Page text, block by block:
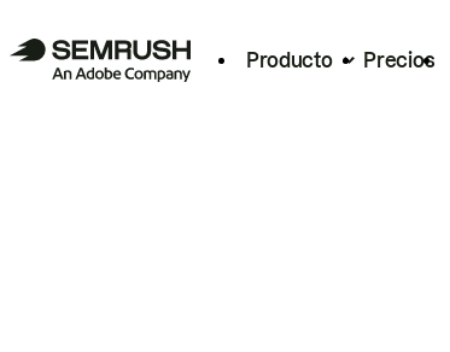
Producto Precios